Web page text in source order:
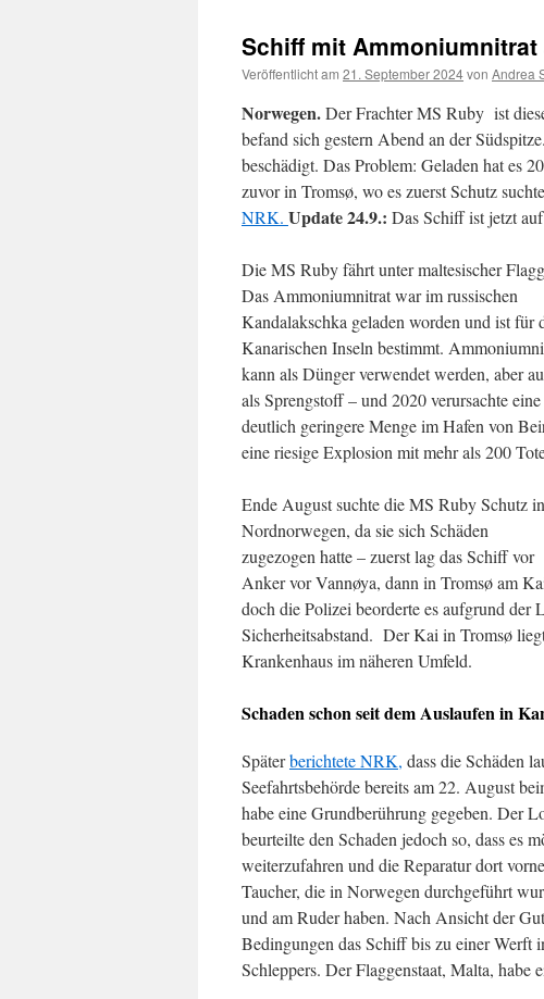
Schiff mit
Veröffentlicht am 21. September 2024von Andrea
Norwegen.Der Frachter MS Ruby ist
befand sich gestern Abend an der
beschädigt. Das Problem: Geladen hat es
zuvor in Tromsø, wo es zuerst Schutz
NRK. Update 24.9.: Das Schiff ist jetzt
Die MS Ruby fährt unter maltesischer
Das Ammoniumnitrat war im russischen
Kandalakschka geladen worden und ist für
Kanarischen Inseln bestimmt.
kann als Dünger verwendet werden, aber
als Sprengstoff – und 2020 verursachte eine
deutlich geringere Menge im Hafen von
eine riesige Explosion mit mehr als 200
Ende August suchte die MS Ruby Schutz in
Nordnorwegen, da sie sich Schäden
zugezogen hatte – zuerst lag das Schiff vor
Anker vor Vannøya, dann in Tromsø am
doch die Polizei beorderte es aufgrund
Sicherheitsabstand. Der Kai in Tromsø
Krankenhaus im näheren Umfeld.
Schaden schon seit dem Auslaufen in
Späterberichtete NRK, dass die Schäden
Seefahrtsbehörde bereits am 22. August
habe eine Grundberührung gegeben. Der
beurteilte den Schaden jedoch so, dass es
weiterzufahren und die Reparatur dort
Taucher, die in Norwegen durchgeführt
und am Ruder haben. Nach Ansicht der
Bedingungen das Schiff bis zu einer Werft
Schleppers. Der Flaggenstaat, Malta, habe